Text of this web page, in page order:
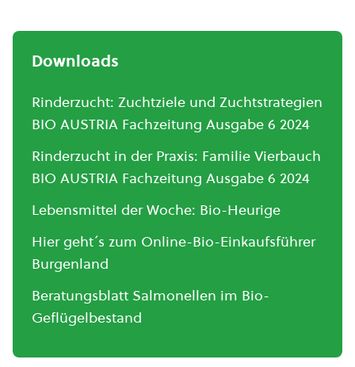
Downloads
Rinderzucht: Zuchtziele und Zuchtstrategien
BIO AUSTRIA Fachzeitung Ausgabe 6 2024
Rinderzucht in der Praxis: Familie Vierbauch
BIO AUSTRIA Fachzeitung Ausgabe 6 2024
Lebensmittel der Woche: Bio-Heurige
Hier geht´s zum Online-Bio-Einkaufsführer
Burgenland
Beratungsblatt Salmonellen im Bio-
Geflügelbestand